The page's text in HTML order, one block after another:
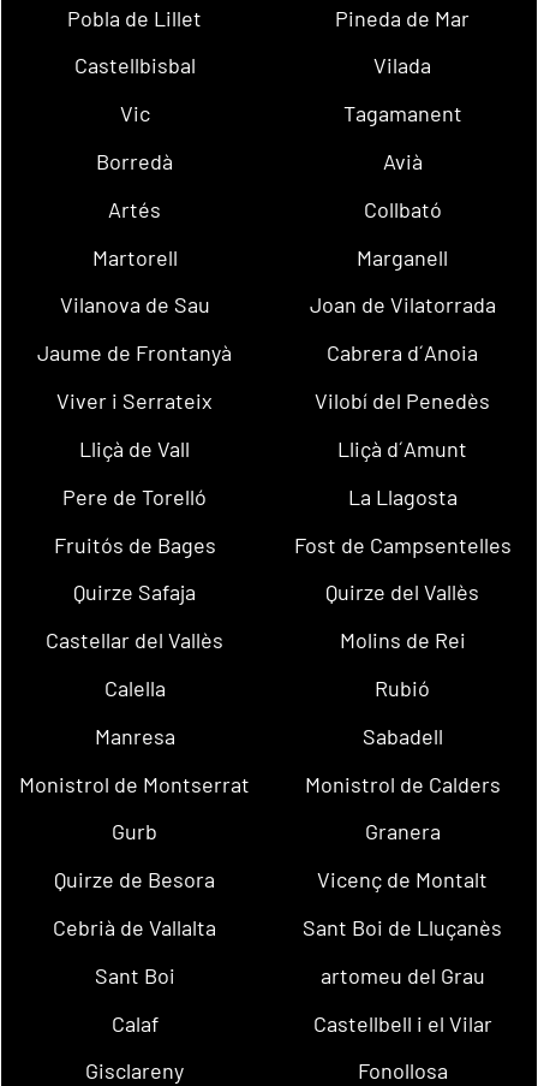
Pobla de Lillet
Pineda de Mar
Castellbisbal
Vilada
Vic
Tagamanent
Borredà
Avià
Artés
Collbató
Martorell
Marganell
Vilanova de Sau
Joan de Vilatorrada
Jaume de Frontanyà
Cabrera d´Anoia
Viver i Serrateix
Vilobí del Penedès
Lliçà de Vall
Lliçà d´Amunt
Pere de Torelló
La Llagosta
Fruitós de Bages
Fost de Campsentelles
Quirze Safaja
Quirze del Vallès
Castellar del Vallès
Molins de Rei
Calella
Rubió
Manresa
Sabadell
Monistrol de Montserrat
Monistrol de Calders
Gurb
Granera
Quirze de Besora
Vicenç de Montalt
Cebrià de Vallalta
Sant Boi de Lluçanès
Sant Boi
artomeu del Grau
Calaf
Castellbell i el Vilar
Gisclareny
Fonollosa